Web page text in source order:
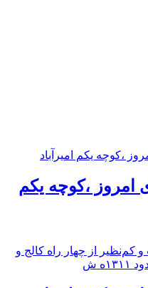
امروز ،کوچه یکم